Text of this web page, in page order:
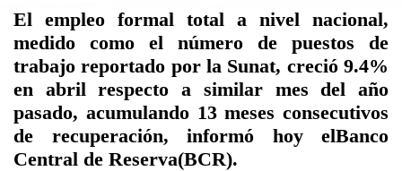
El empleo formal total a nivel nacional,
medido como el número de puestos de
trabajo reportado por la Sunat, creció 9.4%
en abril respecto a similar mes del año
pasado, acumulando 13 meses consecutivos
de recuperación, informó hoy elBanco
Central de Reserva(BCR).